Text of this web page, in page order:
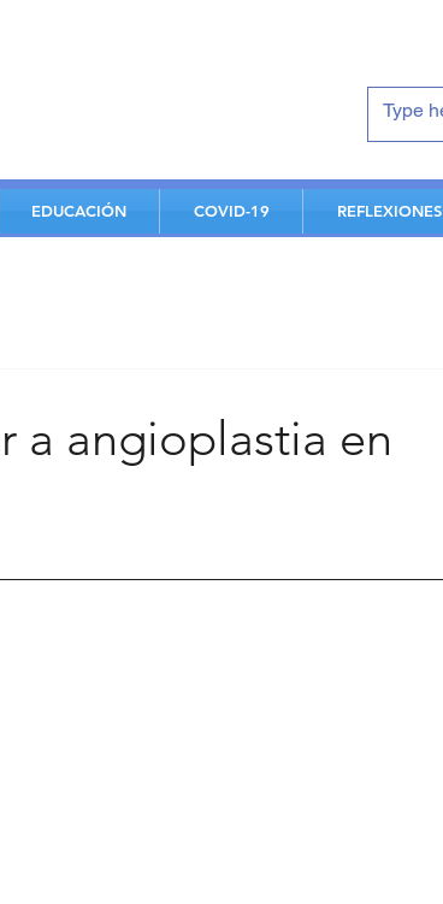
EDUCACIÓN COVID-19 REFLEXIONES
a angioplastia en